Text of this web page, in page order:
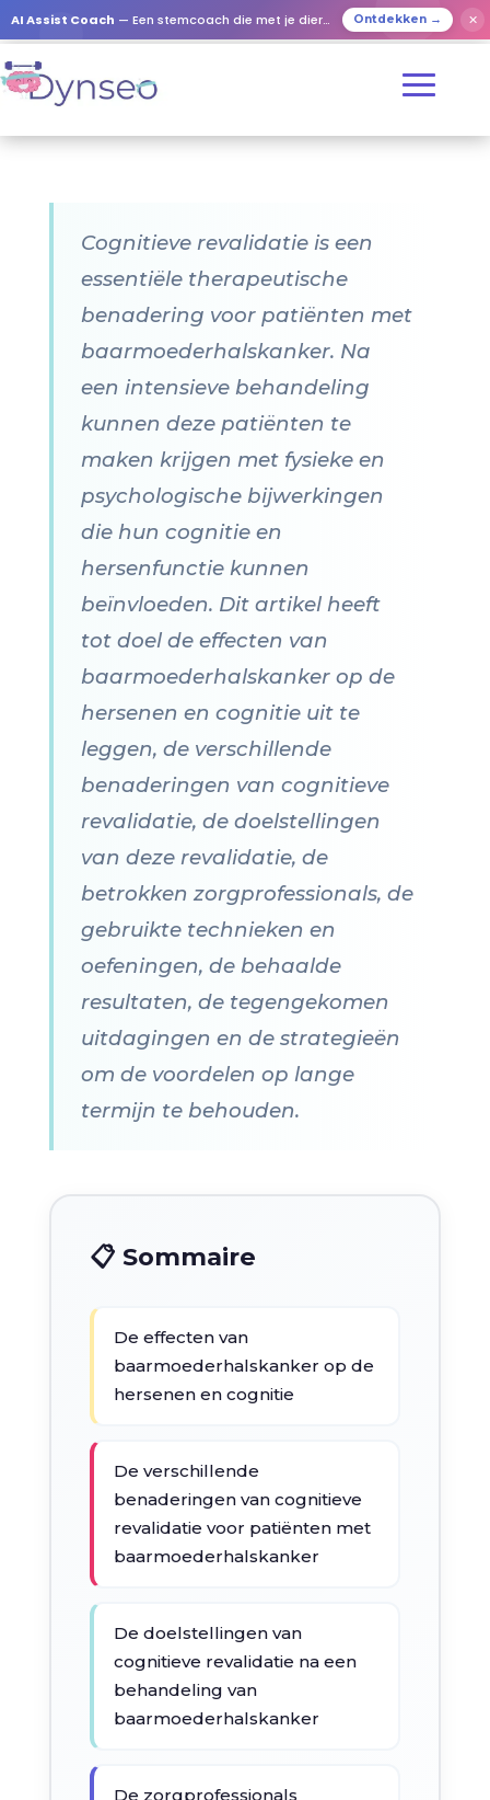
AI Assist Coach — Een stemcoach die met je dierbaren speelt Ontdekken → ✕
Cognitieve revalidatie is een
essentiële therapeutische
benadering voor patiënten met
baarmoederhalskanker. Na
een intensieve behandeling
kunnen deze patiënten te
maken krijgen met fysieke en
psychologische bijwerkingen
die hun cognitie en
hersenfunctie kunnen
beïnvloeden. Dit artikel heeft
tot doel de effecten van
baarmoederhalskanker op de
hersenen en cognitie uit te
leggen, de verschillende
benaderingen van cognitieve
revalidatie, de doelstellingen
van deze revalidatie, de
betrokken zorgprofessionals, de
gebruikte technieken en
oefeningen, de behaalde
resultaten, de tegengekomen
uitdagingen en de strategieën
om de voordelen op lange
termijn te behouden.
📋 Sommaire
De effecten van
baarmoederhalskanker op de
hersenen en cognitie
De verschillende
benaderingen van cognitieve
revalidatie voor patiënten met
baarmoederhalskanker
De doelstellingen van
cognitieve revalidatie na een
behandeling van
baarmoederhalskanker
De zorgprofessionals